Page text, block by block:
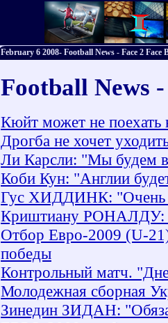
February 6 2008- Football News - Face 2 Face
Football News
Кюйт может не поехать
Дрогба не хочет
Ли Карсли: "Мы будем в
Коби Кун: "Англии
Гус ХИДДИНК: "Очень
Криштиану РОНАЛДУ:
Отбор Евро-2009 (U-
победы
Контрольный матч.
Молодежная сборная
Зинедин ЗИДАН: